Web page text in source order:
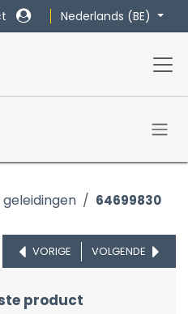
Nederlands (BE)
geleidingen 64699830
VORIGE VOLGENDE
product